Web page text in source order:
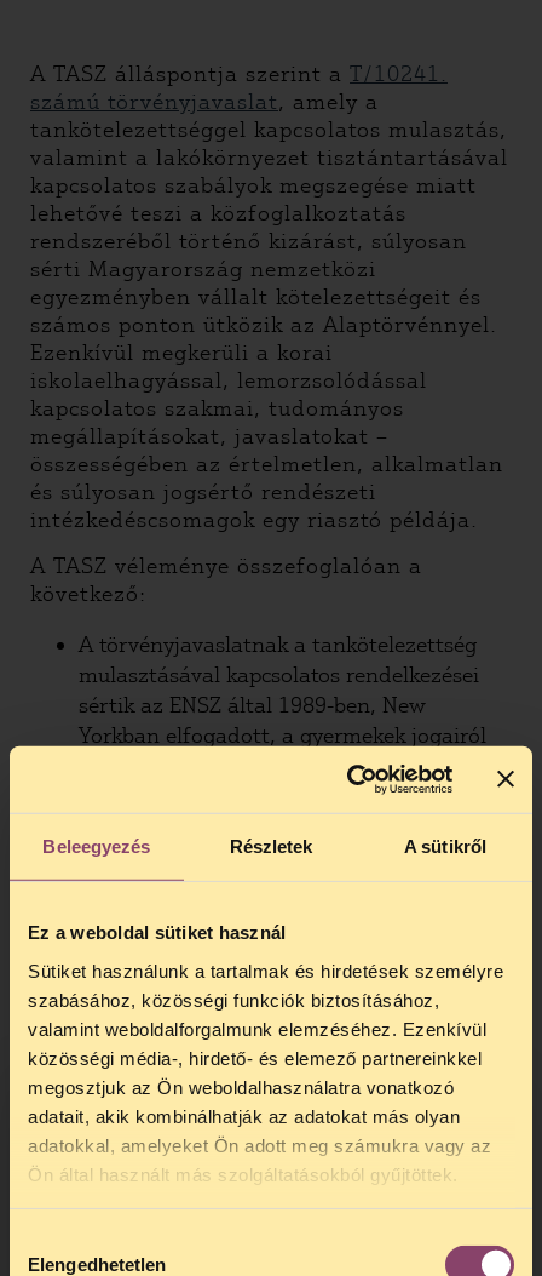
Beleegyezés Részletek A sütikről
Ez a weboldal sütiket használ
Sütiket használunk a tartalmak és hirdetések személyre
szabásához, közösségi funkciók biztosításához,
valamint weboldalforgalmunk elemzéséhez. Ezenkívül
közösségi média-, hirdető- és elemező partnereinkkel
megosztjuk az Ön weboldalhasználatra vonatkozó
adatait, akik kombinálhatják az adatokat más olyan
adatokkal, amelyeket Ön adott meg számukra vagy az
Ön által használt más szolgáltatásokból gyűjtöttek.
kiválasztása
Elengedhetetlen
A TASZ álláspontja szerint a T/10241.
számú törvényjavaslat, amely a
tankötelezettséggel kapcsolatos mulasztás,
valamint a lakókörnyezet tisztántartásával
kapcsolatos szabályok megszegése miatt
lehetővé teszi a közfoglalkoztatás
rendszeréből történő kizárást, súlyosan
sérti Magyarország nemzetközi
egyezményben vállalt kötelezettségeit és
számos ponton ütközik az Alaptörvénnyel.
Ezenkívül megkerüli a korai
iskolaelhagyással, lemorzsolódással
kapcsolatos szakmai, tudományos
megállapításokat, javaslatokat –
összességében az értelmetlen, alkalmatlan
és súlyosan jogsértő rendészeti
intézkedéscsomagok egy riasztó példája.
A TASZ véleménye összefoglalóan a
következő:
A törvényjavaslatnak a tankötelezettség
mulasztásával kapcsolatos rendelkezései
sértik az ENSZ által 1989-ben, New
Yorkban elfogadott, a gyermekek jogairól
szóló egyezmény rendelkezéseit, mivel
többnyire a leghátrányosabb helyzetben
fosztják meg a túlélést jelentő
közfoglalkoztatás, az ebből származó
A tervezett szabályozás sérti továbbá az
Alaptörvény által védett emberi
méltósághoz való jogot, ellentmond a
jogállamiság alapelvéből levezethető
jogbiztonság követelményének, a
tisztességes eljáráshoz való jognak és a
jogorvoslathoz való jognak, mivel a
tankötelezettség elmulasztása miatti
szabálysértési felelősség megállapítása
való kizárást azzal, hogy a folyamatban
TELEFONOS JOGSEGÉLY
SZÜNET!
hogytelefonos jogsegélyünk július 27 és